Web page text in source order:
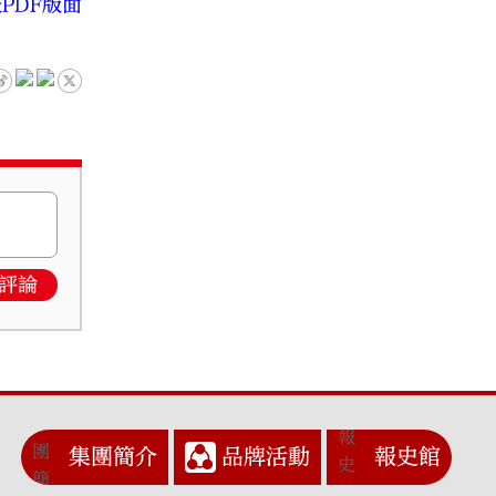
版面
論
集團簡介 品牌活動 報史館